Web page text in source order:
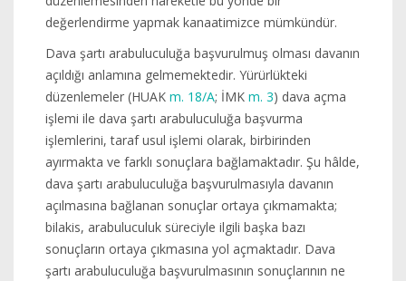
değerlendirme yapmak kanaatimizce mümkündür.
Dava şartı arabuluculuğa başvurulmuş olması davanın
açıldığı anlamına gelmemektedir. Yürürlükteki
düzenlemeler (HUAK m. 18/A; İMK m. 3) dava açma
işlemi ile dava şartı arabuluculuğa başvurma
işlemlerini, taraf usul işlemi olarak, birbirinden
ayırmakta ve farklı sonuçlara bağlamaktadır. Şu hâlde,
dava şartı arabuluculuğa başvurulmasıyla davanın
açılmasına bağlanan sonuçlar ortaya çıkmamakta;
bilakis, arabuluculuk süreciyle ilgili başka bazı
sonuçların ortaya çıkmasına yol açmaktadır. Dava
şartı arabuluculuğa başvurulmasının sonuçlarının ne